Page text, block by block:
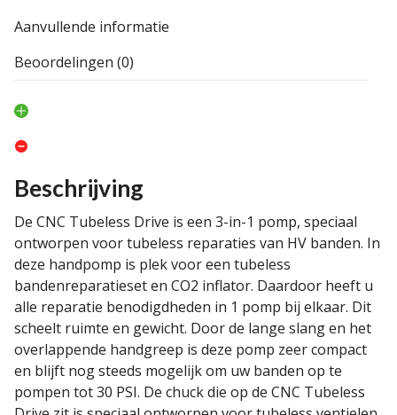
Aanvullende informatie
Beoordelingen (0)
Beschrijving
De CNC Tubeless Drive is een 3-in-1 pomp, speciaal
ontworpen voor tubeless reparaties van HV banden. In
deze handpomp is plek voor een tubeless
bandenreparatieset en CO2 inflator. Daardoor heeft u
alle reparatie benodigdheden in 1 pomp bij elkaar. Dit
scheelt ruimte en gewicht. Door de lange slang en het
overlappende handgreep is deze pomp zeer compact
en blijft nog steeds mogelijk om uw banden op te
pompen tot 30 PSI. De chuck die op de CNC Tubeless